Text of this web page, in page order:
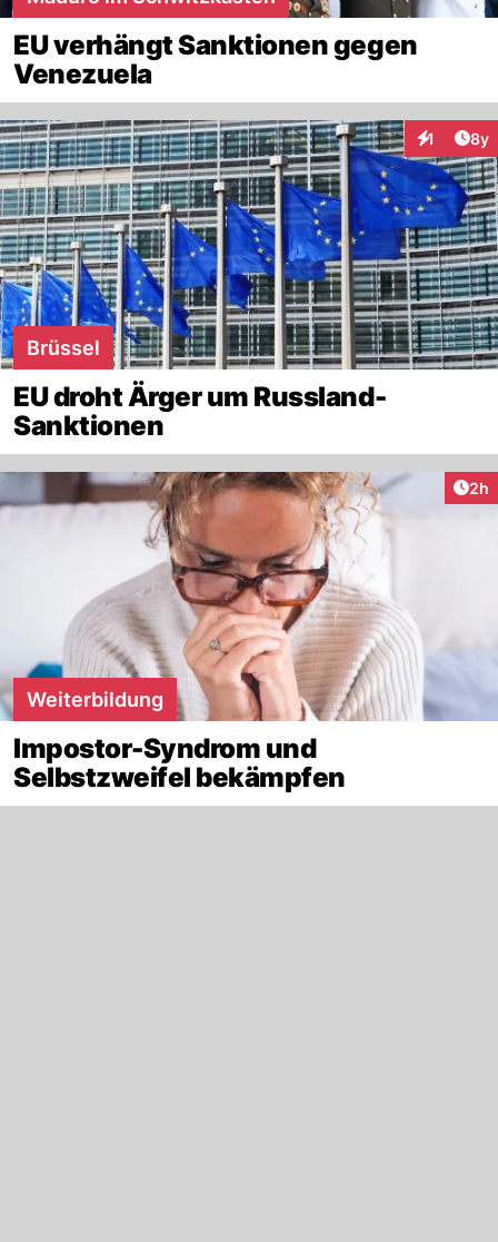
EU verhängt Sanktionen gegen
Venezuela
1 8y
Brüssel
EU droht Ärger um Russland-
Sanktionen
2h
Weiterbildung
Impostor-Syndrom und
Selbstzweifel bekämpfen